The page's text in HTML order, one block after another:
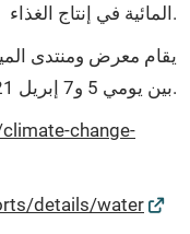
المائية في إنتاج الغذاء.
يقام معرض ومنتدى
بين يومي 5 و7 إبريل 2021.
change-
details/water